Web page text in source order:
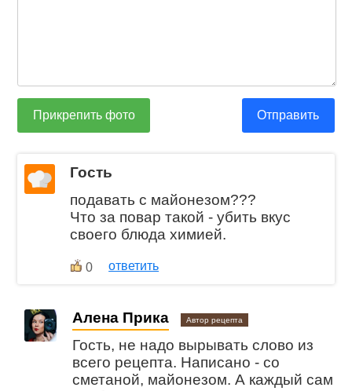
Прикрепить фото Отправить
Гость
подавать с майонезом???
Что за повар такой - убить вкус
своего блюда химией.
0 ответить
Алена Прика Автор рецепта
Гость, не надо вырывать слово из
всего рецепта. Написано - со
сметаной, майонезом. А каждый сам